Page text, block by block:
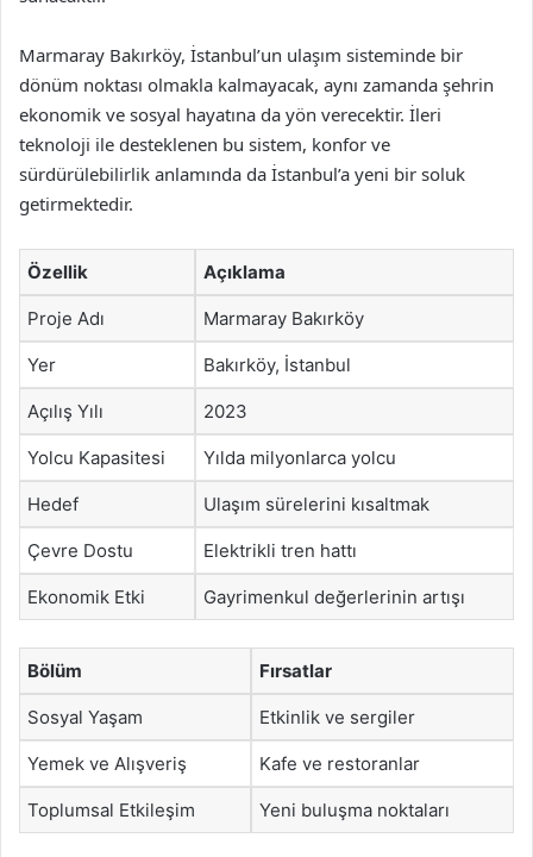
Marmaray Bakırköy, İstanbul’un ulaşım sisteminde bir
dönüm noktası olmakla kalmayacak, aynı zamanda şehrin
ekonomik ve sosyal hayatına da yön verecektir. İleri
teknoloji ile desteklenen bu sistem, konfor ve
sürdürülebilirlik anlamında da İstanbul’a yeni bir soluk
getirmektedir.
Özellik Açıklama
Proje Adı Marmaray Bakırköy
Yer Bakırköy, İstanbul
Açılış Yılı 2023
Yolcu Kapasitesi Yılda milyonlarca yolcu
Hedef Ulaşım sürelerini kısaltmak
Çevre Dostu Elektrikli tren hattı
Ekonomik Etki Gayrimenkul değerlerinin artışı
Bölüm Fırsatlar
Sosyal Yaşam Etkinlik ve sergiler
Yemek ve Alışveriş Kafe ve restoranlar
Toplumsal Etkileşim Yeni buluşma noktaları